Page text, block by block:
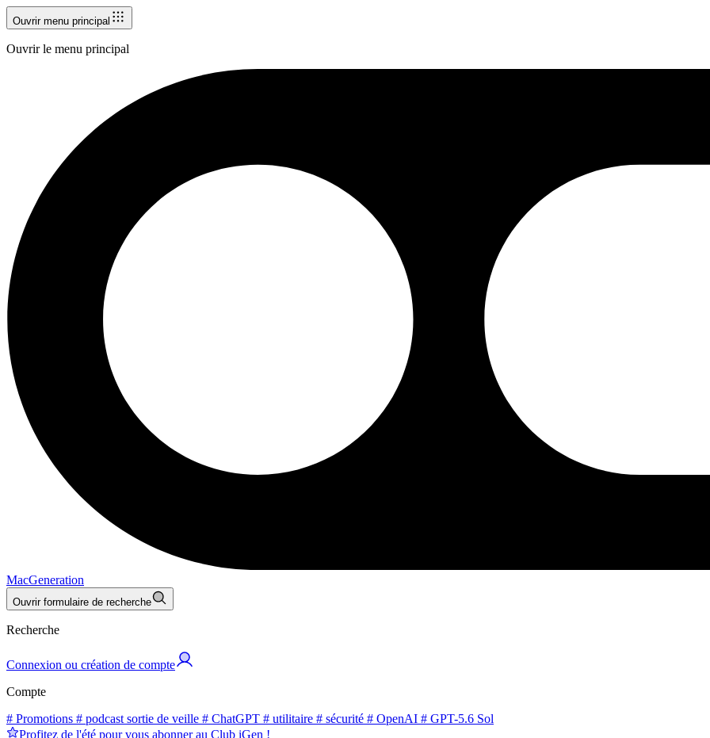
Ouvrir menu principal
Ouvrir le menu principal
MacGeneration
Ouvrir formulaire de recherche
Recherche
Connexion ou création de compte
Compte
# Promotions # podcast sortie de veille # ChatGPT # utilitaire # sécurité # OpenAI # GPT-5.6 Sol
Profitez de l'été pour vous abonner au Club iGen !